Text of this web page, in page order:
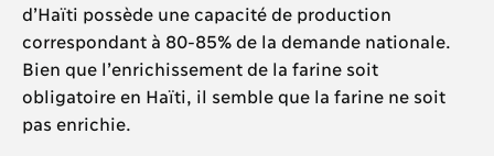
d’Haïti possède une capacité de production
correspondant à 80-85% de la demande nationale.
Bien que l’enrichissement de la farine soit
obligatoire en Haïti, il semble que la farine ne soit
pas enrichie.